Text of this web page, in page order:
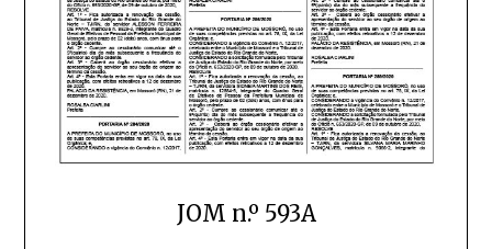
JOM n.º 593A